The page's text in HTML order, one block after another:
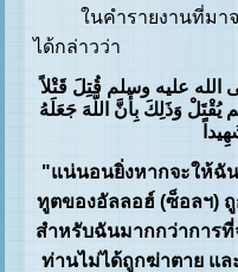
ในคำรายงานที่มาจา
ได้กล่าวว่า
عليه وسلم قُتِلَ قَتْلاً
وَذَلِكَ بِأَنَّ اللَّهَ جَعَلَهُ
"แน่นอนยิ่งหากจะให้ฉั
ทูตของอัลลอฮ์ (ซ็อลฯ)
สำหรับฉันมากกว่าการที่
ท่านไม่ได้ถูกฆ่าตาย แล